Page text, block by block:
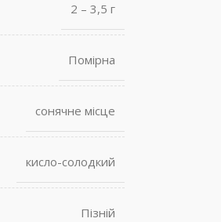
2 – 3,5 г
Помірна
сонячне місце
кисло-солодкий
Пізній